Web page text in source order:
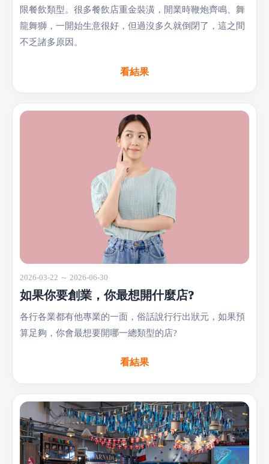
限餐飲類型。很多餐飲店重金裝潢，開業時鞭炮齊鳴、舞
龍舞獅，一開始生意很好，但過沒多久就倒閉了，這之間
不乏諸多原因。
看結果
2026-03-22 ～ 2026-06-30
如果你要創業，你最想開什麼店?
各行各業都有他專業的一面，俗話說行行出狀元，如果預
算足夠，你會最想要開哪一總類型的店?
看結果